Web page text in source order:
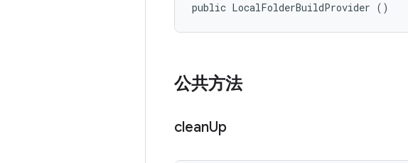
public LocalFolderBuildProvider ()
公共方法
cleanUp